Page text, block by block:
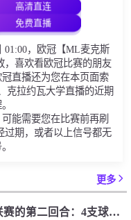
高清直连
免费直播
01:00，欧冠【ML麦克斯
，喜欢看欧冠比赛的朋友
直播还为您在本页面索
克拉约瓦大学直播的近期
能需要您在比赛前再刷
过期，或者以上信号都无
更多
没有逆转？ DeepSeek预测冠军联赛的第二回合：4支球队在第一回合中获胜 枪手输了